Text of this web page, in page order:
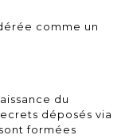
comme un
du
déposés via
formées